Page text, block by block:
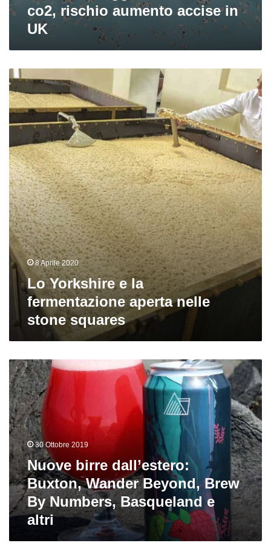
in
co2, rischio aumento accise in
UK
Lo
Yorkshire
e
la
fermentazione
nelle
stone
squares
8 Aprile 2020
Lo Yorkshire e la
fermentazione aperta nelle
stone squares
Nuove
birre
dall’estero:
Buxton,
Wander
Beyond,
Brew
By
Numbers,
Basqueland
e
altri
30 Ottobre 2019
Nuove birre dall’estero:
Buxton, Wander Beyond, Brew
By Numbers, Basqueland e
altri